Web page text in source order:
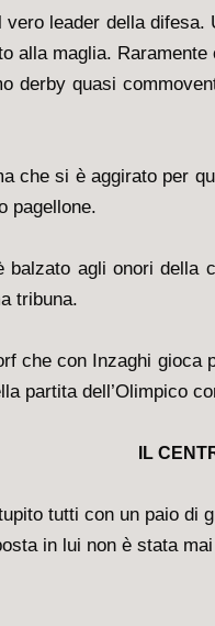
leader della
alla maglia.
derby quasi
che si è aggirato per
pagellone.
balzato agli onori della
tribuna.
che con Inzaghi gioca
partita dell’Olimpico
IL
tutti con un paio di
in lui non è stata